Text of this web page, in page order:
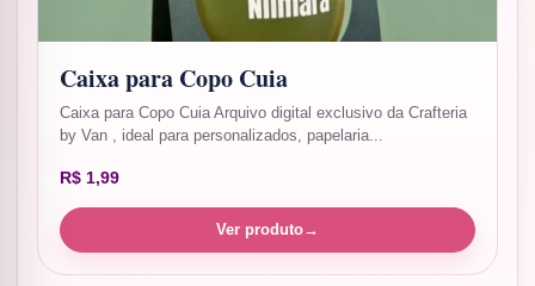
Caixa para Copo Cuia
Caixa para Copo Cuia Arquivo digital exclusivo da Crafteria
by Van , ideal para personalizados, papelaria...
R$ 1,99
Ver produto→